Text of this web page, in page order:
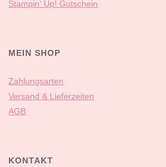
Stampin‘ Up! Gutschein
MEIN SHOP
Zahlungsarten
Versand & Lieferzeiten
AGB
KONTAKT